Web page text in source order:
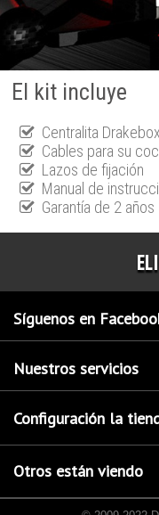
El kit incluye
Centralita
Cables para su
Lazos de fijación
Manual de
Garantía de 2 años
Síguenos en
Nuestros servicios
Configuración la
Otros están viendo